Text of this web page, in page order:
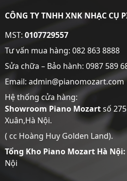
CÔNG TY TNHH XNK NHẠC CỤ
MST:0107729557
Tư vấn mua hàng: 082 863 8888
Sửa chữa – Bảo hành: 0987 589
Email: admin@pianomozart.com
Hệ thống cửa hàng:
Showroom Piano Mozartsố
Xuân,Hà Nội.
( cc Hoàng Huy Golden Land).
Tổng Kho Piano Mozart Hà Nội:
Nội